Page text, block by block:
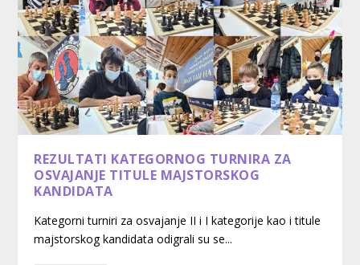
REZULTATI KATEGORNOG TURNIRA ZA
OSVAJANJE TITULE MAJSTORSKOG
KANDIDATA
Kategorni turniri za osvajanje II i I kategorije kao i titule
majstorskog kandidata odigrali su se...